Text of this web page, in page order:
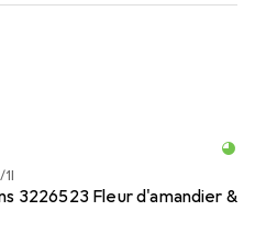
/1l
3226523 Fleur d'amandier &